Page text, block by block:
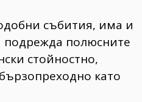
събития, има и
подрежда полюсните
стойностно,
като